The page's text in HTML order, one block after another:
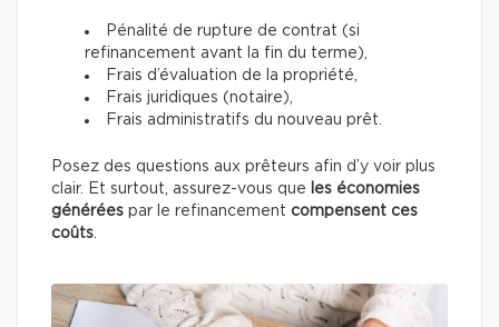
Pénalité de rupture de contrat (si
refinancement avant la fin du terme),
Frais d’évaluation de la propriété,
Frais juridiques (notaire),
Frais administratifs du nouveau prêt.
Posez des questions aux prêteurs afin d’y voir plus
clair. Et surtout, assurez-vous que
les économies
générées par le refinancement compensent ces
coûts.